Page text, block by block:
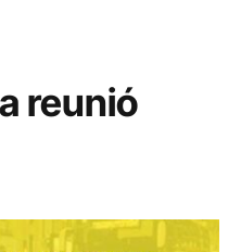
reunió